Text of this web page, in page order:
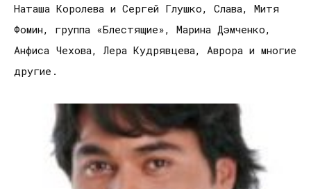
Наташа Королева и Сергей Глушко, Слава, Митя
Фомин, группа «Блестящие», Марина Дэмченко,
Анфиса Чехова, Лера Кудрявцева, Аврора и многие
другие.